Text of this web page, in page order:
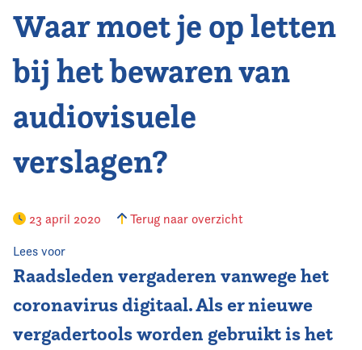
Home
Agenda
Nieuws
Opleiding
Contact
Waar moet je op letten
bij het bewaren van
audiovisuele
verslagen?
23 april 2020 Terug naar overzicht
Lees voor
Raadsleden vergaderen vanwege het
coronavirus digitaal. Als er nieuwe
vergadertools worden gebruikt is het